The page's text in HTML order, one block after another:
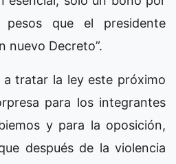
que el presidente
nuevo Decreto”.
tratar la ley este próximo
para los integrantes
y para la oposición,
después de la violencia